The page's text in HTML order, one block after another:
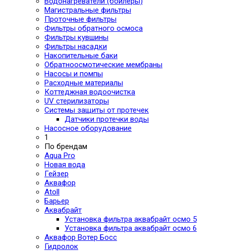
Магистральные фильтры
Проточные фильтры
Фильтры обратного осмоса
Фильтры кувшины
Фильтры насадки
Накопительные баки
Обратноосмотические мембраны
Насосы и помпы
Расходные материалы
Коттеджная водоочистка
UV стерилизаторы
Системы защиты от протечек
Датчики протечки воды
Насосное оборудование
1
По брендам
Aqua Pro
Новая вода
Гейзер
Аквафор
Atoll
Барьер
Аквабрайт
Установка фильтра аквабрайт осмо 5
Установка фильтра аквабрайт осмо 6
Аквафор Вотер Босс
Гидролок